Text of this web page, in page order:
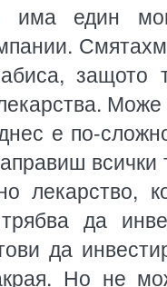
има един
защото
Може
е по-
всички
лекарство,
да
да
Но не